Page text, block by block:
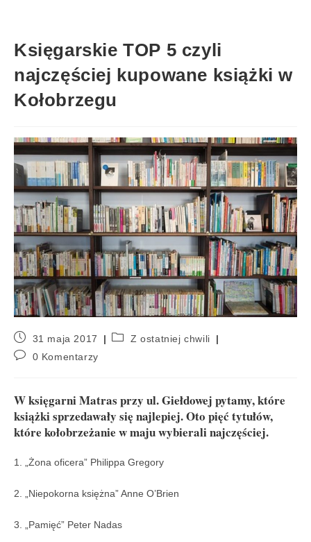
Księgarskie TOP 5 czyli
najczęściej kupowane książki w
Kołobrzegu
31 maja 2017
Z ostatniej chwili
0 Komentarzy
W księgarni Matras przy ul. Giełdowej pytamy, które
książki sprzedawały się najlepiej. Oto pięć tytułów,
które kołobrzeżanie w maju wybierali najczęściej.
1. „Żona oficera” Philippa Gregory
2. „Niepokorna księżna” Anne O’Brien
3. „Pamięć” Peter Nadas